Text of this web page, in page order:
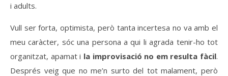
i adults.
Vull ser forta, optimista, però tanta incertesa no va amb el
meu caràcter, sóc una persona a qui li agrada tenir-ho tot
organitzat, apamat i la improvisació no em resulta fàcil.
Després veig que no me’n surto del tot malament, però